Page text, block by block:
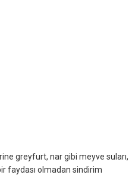
greyfurt, nar gibi meyve suları,
faydası olmadan sindirim